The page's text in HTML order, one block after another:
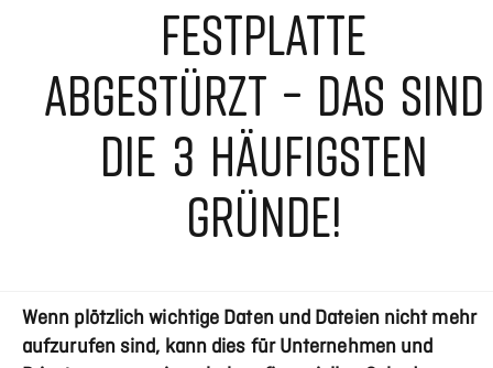
FESTPLATTE
ABGESTÜRZT – DAS SIND
DIE 3 HÄUFIGSTEN
GRÜNDE!
Wenn plötzlich wichtige Daten und Dateien nicht mehr
aufzurufen sind, kann dies für Unternehmen und